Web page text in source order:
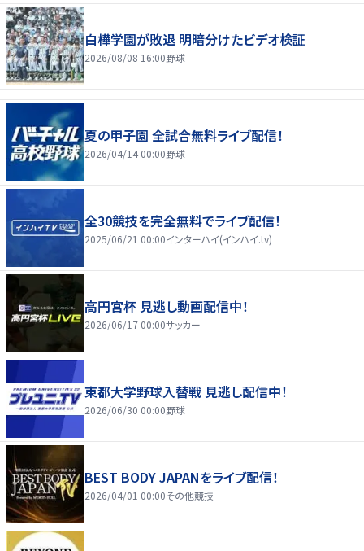
白樺学園が敗退 明暗分けたビデオ検証
2026/08/08 16:00野球
夏の甲子園 全試合無料ライブ配信！
2026/04/14 00:00野球
全30競技を完全無料でライブ配信！
2025/06/21 00:00インターハイ(インハイ.tv)
高円宮杯 見逃し動画配信中！
2026/06/17 00:00サッカー
東都大学野球入替戦 見逃し配信中！
2026/06/30 00:00野球
BEST BODY JAPANをライブ配信！
2026/04/01 00:00その他競技